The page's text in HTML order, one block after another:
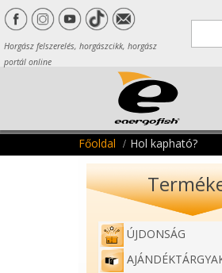
Horgász felszerelés, horgászcikk, horgász
portál online
Főoldal Hol kapható?
ÚJDONSÁG